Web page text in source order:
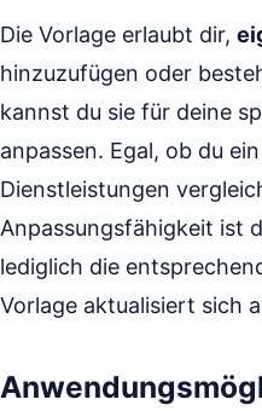
Die Vorlage erlaubt dir,
hinzuzufügen oder
kannst du sie für deine
anpassen. Egal, ob du
Dienstleistungen
Anpassungsfähigkeit ist
lediglich die
Vorlage aktualisiert sich